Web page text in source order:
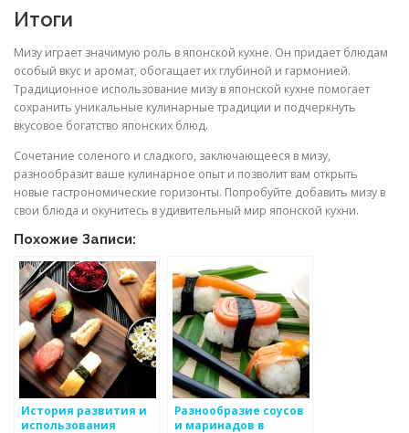
Итоги
Мизу играет значимую роль в японской кухне. Он придает блюдам
особый вкус и аромат, обогащает их глубиной и гармонией.
Традиционное использование мизу в японской кухне помогает
сохранить уникальные кулинарные традиции и подчеркнуть
вкусовое богатство японских блюд.
Сочетание соленого и сладкого, заключающееся в мизу,
разнообразит ваше кулинарное опыт и позволит вам открыть
новые гастрономические горизонты. Попробуйте добавить мизу в
свои блюда и окунитесь в удивительный мир японской кухни.
Похожие Записи:
История развития и
использования
Разнообразие соусов
и маринадов в